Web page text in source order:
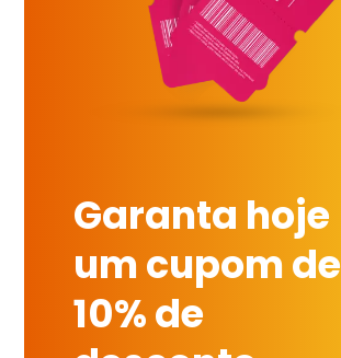
Garanta hoje
um cupom de
10% de